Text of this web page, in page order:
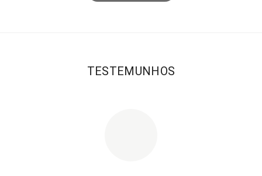
TESTEMUNHOS